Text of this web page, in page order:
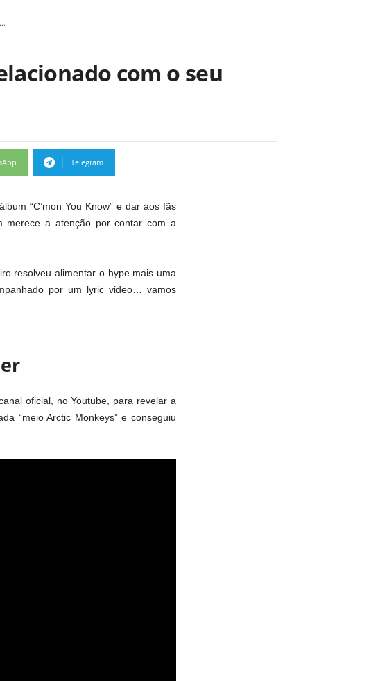
com o seu
Telegram
“C’mon You Know” e dar aos fãs
merece a atenção por contar com a
resolveu alimentar o hype mais uma
por um lyric video… vamos
oficial, no Youtube, para revelar a
“meio Arctic Monkeys” e conseguiu